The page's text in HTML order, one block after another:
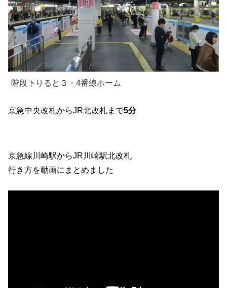
階段下りると３・4番線ホーム
京急中央改札からJR北改札まで5分
京急線川崎駅からJR川崎駅北改札
行き方を動画にまとめました